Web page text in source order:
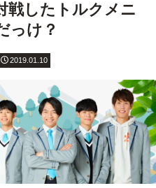
戦したトルクメニ
っけ？
2019.01.10